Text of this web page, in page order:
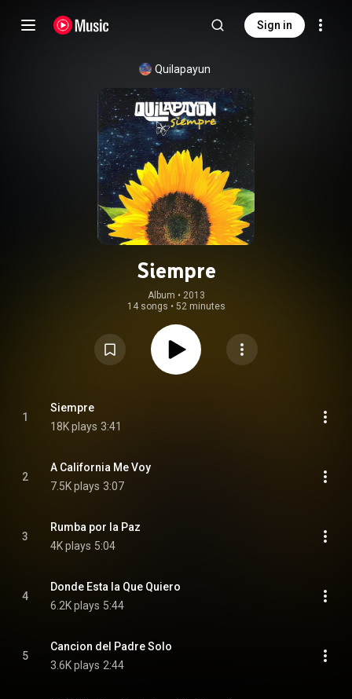
Sign in
Quilapayun
Siempre
Album • 2013
14 songs • 52 minutes
1
Siempre
18K plays 3:41
2
A California Me Voy
7.5K plays 3:07
3
Rumba por la Paz
4K plays 5:04
4
Donde Esta la Que Quiero
6.2K plays 5:44
5
Cancion del Padre Solo
3.6K plays 2:44